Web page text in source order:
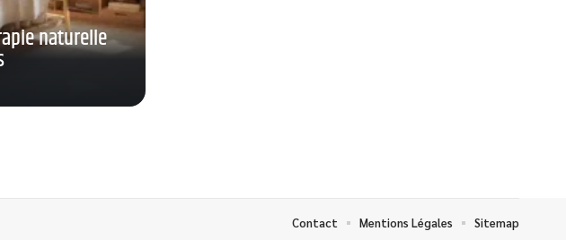
naturelle
Contact Mentions Légales Sitemap